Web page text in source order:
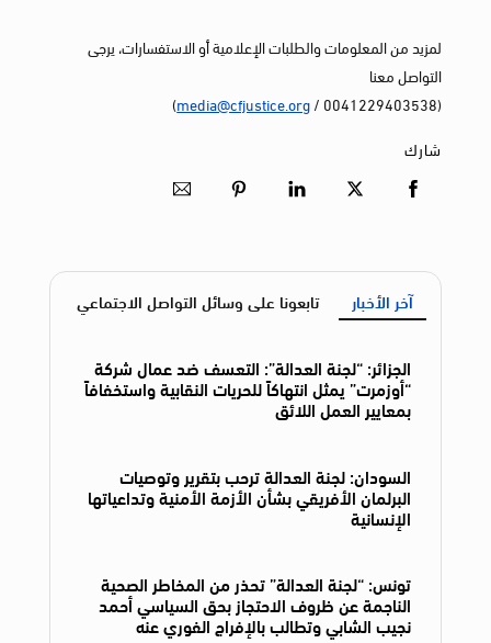
لمزيد من المعلومات والطلبات الإعلامية أو الاستفسارات، يرجى
التواصل معنا
(0041229403538 /
media@cfjustice.org
)
شارك
آخر الأخبار تابعونا على وسائل التواصل الاجتماعي
الجزائر: “لجنة العدالة”: التعسف ضد عمال شركة
“أوزمرت” يمثل انتهاكاً للحريات النقابية واستخفافاً
بمعايير العمل اللائق
السودان: لجنة العدالة ترحب بتقرير وتوصيات
البرلمان الأفريقي بشأن الأزمة الأمنية وتداعياتها
الإنسانية
تونس: “لجنة العدالة” تحذر من المخاطر الصحية
الناجمة عن ظروف الاحتجاز بحق السياسي أحمد
نجيب الشابي وتطالب بالإفراج الفوري عنه